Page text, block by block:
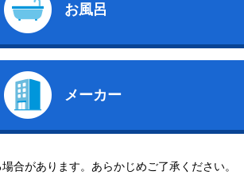
お風呂
メーカー
合があります。あらかじめご了承ください。